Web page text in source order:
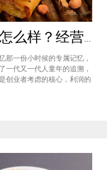
石小沫煎饼果儿加盟店怎么样？经营煎饼果子店利润如何
那一份小时候的专属记忆，
一代又一代人童年的追溯，
创业者考虑的核心，利润的
编将为大家解答这些问